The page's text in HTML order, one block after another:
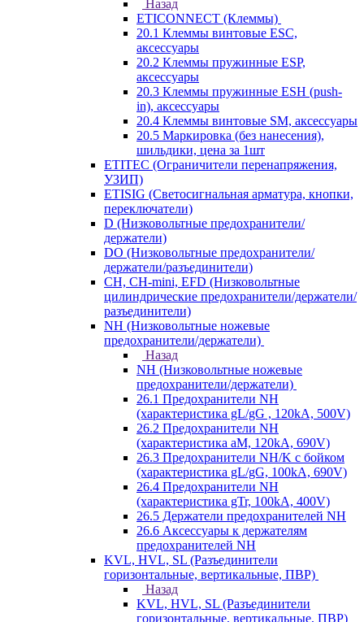
Назад
ETICONNECT (Клеммы)
20.1 Клеммы винтовые ESC,
аксессуары
20.2 Клеммы пружинные ESP,
аксессуары
20.3 Клеммы пружинные ESH (push-
in), аксессуары
20.4 Клеммы винтовые SM, аксессуары
20.5 Маркировка (без нанесения),
шильдики, цена за 1шт
ETITEC (Ограничители перенапряжения,
УЗИП)
ETISIG (Светосигнальная арматура, кнопки,
переключатели)
D (Низковольтные предохранители/
держатели)
DO (Низковольтные предохранители/
держатели/разъединители)
CH, CH-mini, EFD (Низковольтные
цилиндрические предохранители/держатели/
разъединители)
NH (Низковольтные ножевые
предохранители/держатели)
Назад
NH (Низковольтные ножевые
предохранители/держатели)
26.1 Предохранители NH
(характеристика gL/gG , 120kA, 500V)
26.2 Предохранители NH
(характеристика aM, 120kA, 690V)
26.3 Предохранители NH/K с бойком
(характеристика gL/gG, 100kA, 690V)
26.4 Предохранители NH
(характеристика gTr, 100kA, 400V)
26.5 Держатели предохранителей NH
26.6 Аксессуары к держателям
предохранителей NH
KVL, HVL, SL (Разъединители
горизонтальные, вертикальные, ПВР)
Назад
KVL, HVL, SL (Разъединители
горизонтальные, вертикальные, ПВР)